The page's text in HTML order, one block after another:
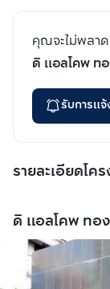
คุณจะไม่พลาด
ดิ แอลโคพ ท
รับการแจ้
รายละเอียดโค
ดิ แอลโคพ ทอ